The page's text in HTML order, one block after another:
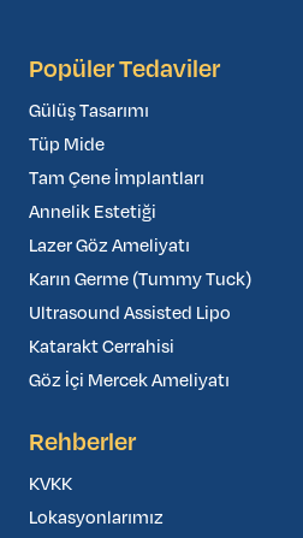
Uzman Plastik Cerrah, Ethica
Cerrahi Birimi
2014 – 2025
Uzman Plastik Cerrah,
Cerrahi Birimi
2015 – 2022
Cerrahi Birimi
2019 – 2023
Cerrahi Birimi
Popüler Tedaviler
Gülüş Tasarımı
Tüp Mide
Tam Çene İmplantları
Annelik Estetiği
Lazer Göz Ameliyatı
Karın Germe (Tummy Tuck)
Ultrasound Assisted Lipo
Katarakt Cerrahisi
Göz İçi Mercek Ameliyatı
Rehberler
KVKK
Lokasyonlarımız